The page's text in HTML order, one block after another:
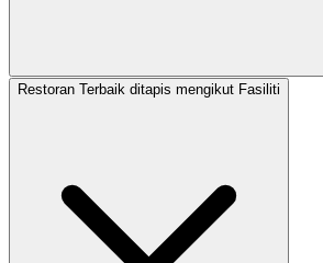
Restoran Terbaik ditapis mengikut Fasiliti